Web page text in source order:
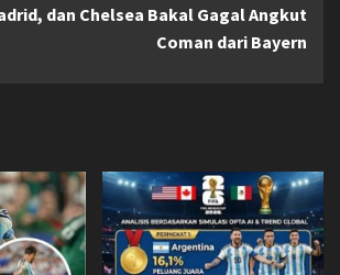
dan Chelsea Bakal Gagal Angkut
Coman dari Bayern